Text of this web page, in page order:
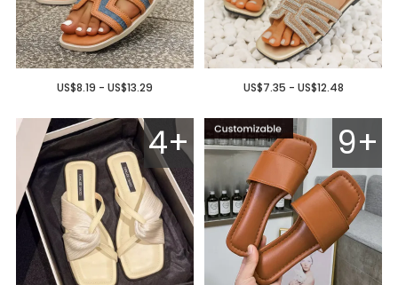
US$8.19 - US$13.29 US$7.35 - US$12.48
4+ 9+